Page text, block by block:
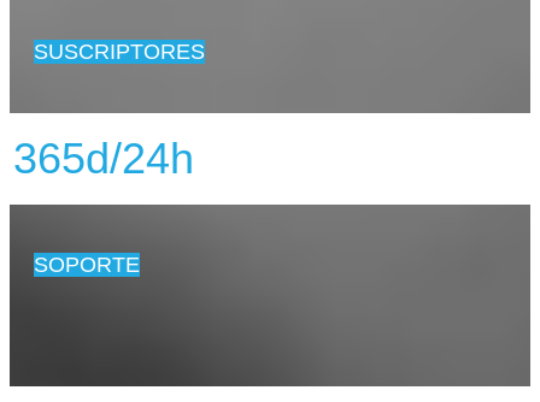
SUSCRIPTORES
365d/24h
SOPORTE